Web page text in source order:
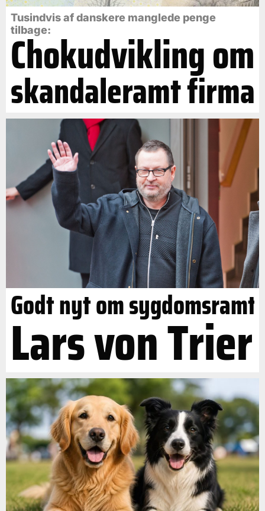
Tusindvis af danskere manglede penge
tilbage:
Chokudvikling om
skandaleramt firma
Godt nyt om sygdomsramt
Lars von Trier